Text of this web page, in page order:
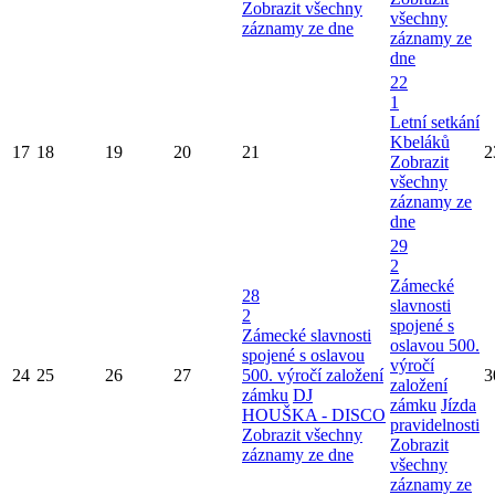
Zobrazit všechny
záznamy ze dne
všechny
záznamy ze
dne
17 18 19 20 21
22
1
Letní setkání
Kbeláků
Zobrazit
všechny
záznamy ze
dne
24 25 26 27
28
2
Zámecké slavnosti
spojené s oslavou
500. výročí založení
zámku DJ
HOUŠKA - DISCO
Zobrazit všechny
záznamy ze dne
29
2
Zámecké
slavnosti
spojené s
oslavou 500.
výročí
založení
zámku Jízda
pravidelnosti
Zobrazit
všechny
záznamy ze